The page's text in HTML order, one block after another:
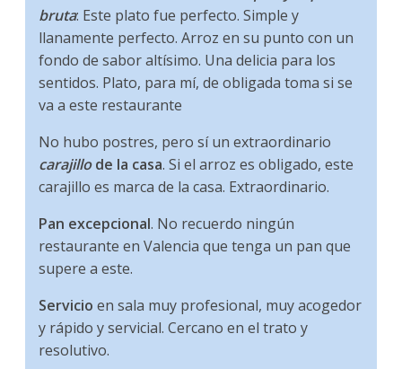
bruta: Este plato fue perfecto. Simple y
llanamente perfecto. Arroz en su punto con un
fondo de sabor altísimo. Una delicia para los
sentidos. Plato, para mí, de obligada toma si se
va a este restaurante
No hubo postres, pero sí un extraordinario
carajillode la casa. Si el arroz es obligado, este
carajillo es marca de la casa. Extraordinario.
Pan excepcional. No recuerdo ningún
restaurante en Valencia que tenga un pan que
supere a este.
Servicio en sala muy profesional, muy acogedor
y rápido y servicial. Cercano en el trato y
resolutivo.